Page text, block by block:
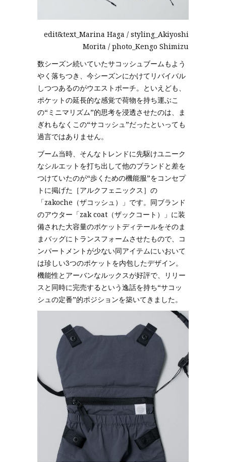
edit&text_Marina Haga / styling_Akiyoshi
Morita / photo_Kengo Shimizu
数シーズン続いていたサコッシュブームもよう
やく落ちつき、今シーズンにかけてリバイバル
しつつあるのがウエストポーチ。といえども、
ポケットの延長的な感覚で荷物を持ち運ぶこ
の“ミニマリズム”的思考を浸透させたのは、ま
ぎれもなくこの“サコッシュ”だったといっても
過言ではありません。
ブーム当時、そんなトレンドに先駆けユニーク
なシルエットを打ち出して他のブランドと差を
つけていたのが“歩くための機能服”をコンセプ
トに掲げた［アルクフェニックス］の
「zakoche（ザコッシュ）」です。同ブランド
のアウター「zak coat（ザックコート）」に装
備された大容量のポケットディテールをそのま
まバッグにトランスフォームさせたもので、コ
ンパートメントが少ない同アイテムにいおいて
は珍しい3つのポケットを内包したデザイン。
機能性とアーバンなルックスが好評で、リリー
スと同時に完売するという逸話を持ち“サコッ
シュの定番”的ポジションを築いてきました。